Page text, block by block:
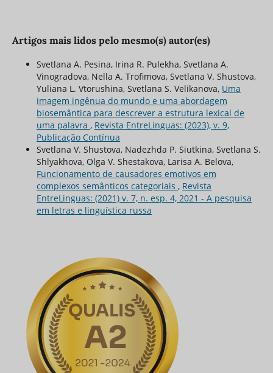
Artigos mais lidos pelo mesmo(s) autor(es)
Svetlana A. Pesina, Irina R. Pulekha, Svetlana A.
Vinogradova, Nella A. Trofimova, Svetlana V. Shustova,
Yuliana L. Vtorushina, Svetlana S. Velikanova, Uma
imagem ingênua do mundo e uma abordagem
biosemântica para descrever a estrutura lexical de
uma palavra , Revista EntreLinguas: (2023), v. 9,
Publicação Contínua
Svetlana V. Shustova, Nadezhda P. Siutkina, Svetlana S.
Shlyakhova, Olga V. Shestakova, Larisa A. Belova,
Funcionamento de causadores emotivos em
complexos semânticos categoriais , Revista
EntreLinguas: (2021) v. 7, n. esp. 4, 2021 - A pesquisa
em letras e linguística russa